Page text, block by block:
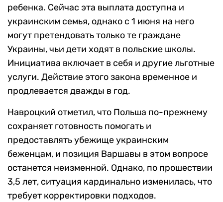
ребенка. Сейчас эта выплата доступна и
украинским семья, однако с 1 июня на него
могут претендовать только те граждане
Украины, чьи дети ходят в польские школы.
Инициатива включает в себя и другие льготные
услуги. Действие этого закона временное и
продлевается дважды в год.
Навроцкий отметил, что Польша по-прежнему
сохраняет готовность помогать и
предоставлять убежище украинским
беженцам, и позиция Варшавы в этом вопросе
останется неизменной. Однако, по прошествии
3,5 лет, ситуация кардинально изменилась, что
требует корректировки подходов.